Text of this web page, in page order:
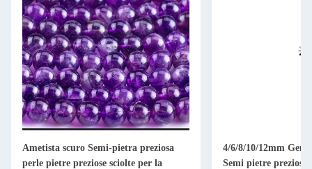
Ametista scuro Semi-pietra preziosa
perle pietre preziose sciolte per la
4/6/8/10/12mm
Semi pietre preziose